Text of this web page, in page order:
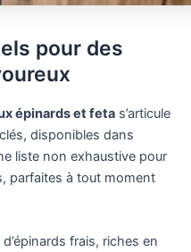
pour des
épinards et feta s’articule
disponibles dans
liste non exhaustive pour
parfaites à tout moment
frais, riches en